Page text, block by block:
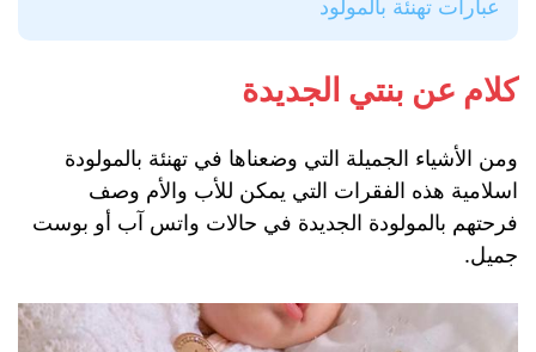
عبارات تهنئة بالمولود
كلام عن بنتي الجديدة
ومن الأشياء الجميلة التي وضعناها في تهنئة بالمولودة
اسلامية هذه الفقرات التي يمكن للأب والأم وصف
فرحتهم بالمولودة الجديدة في حالات واتس آب أو بوست
جميل.